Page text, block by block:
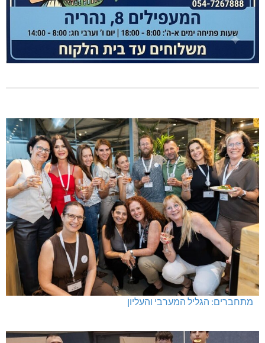
מתחברים: הגליל המערבי והעליון